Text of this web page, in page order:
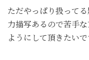
ただやっぱり扱って
力描写あるので苦手
ようにして頂きたいで